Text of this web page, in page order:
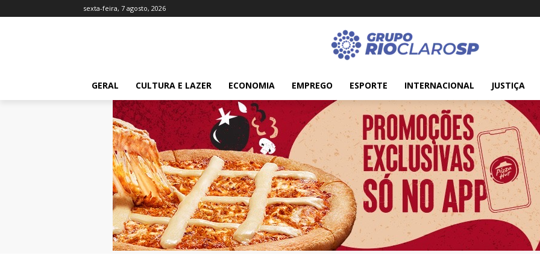
sexta-feira, 7 agosto, 2026
GERAL CULTURA E LAZER ECONOMIA EMPREGO ESPORTE INTERNACIONAL JUSTIÇA